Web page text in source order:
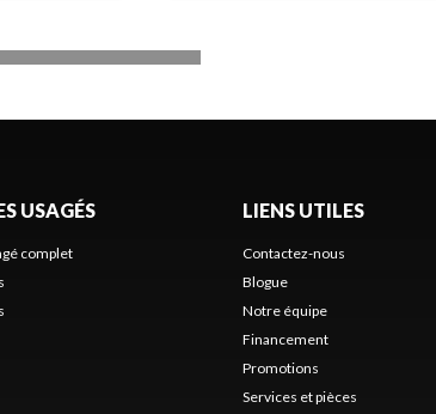
USAGÉS
complet
LIENS UTILES
Contactez-nous
Blogue
Notre équipe
Financement
Promotions
Services et pièces